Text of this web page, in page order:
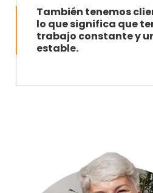
También tenemos
lo que significa que
trabajo constante y
estable.